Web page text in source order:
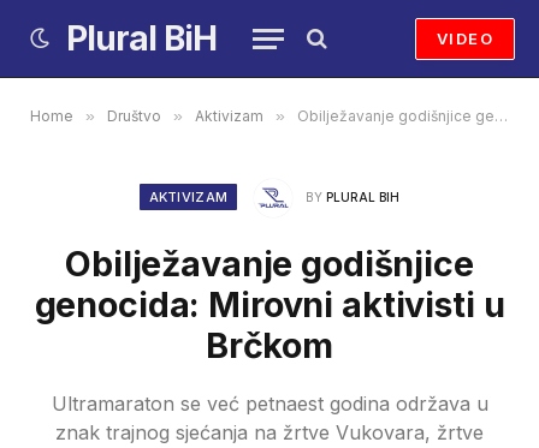
Plural BiH VIDEO
Home » Društvo » Aktivizam » Obilježavanje godišnjice genocida: Mirovni aktivisti u Brčkom
AKTIVIZAM BY PLURAL BIH
Obilježavanje godišnjice
genocida: Mirovni aktivisti u
Brčkom
Ultramaraton se već petnaest godina održava u
znak trajnog sjećanja na žrtve Vukovara, žrtve